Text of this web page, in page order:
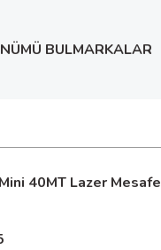
BULMARKALAR
40MT Lazer Mesafe